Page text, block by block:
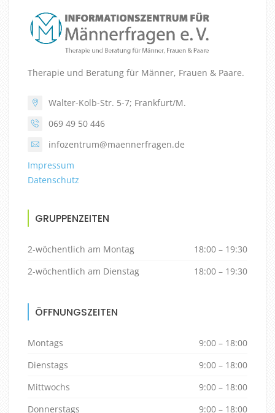
Therapie und Beratung für Männer, Frauen & Paare.
Walter-Kolb-Str. 5-7; Frankfurt/M.
069 49 50 446
infozentrum@maennerfragen.de
Impressum
Datenschutz
GRUPPENZEITEN
2-wöchentlich am Montag
18:00 – 19:30
2-wöchentlich am Dienstag
18:00 – 19:30
ÖFFNUNGSZEITEN
Montags
9:00 – 18:00
Dienstags
9:00 – 18:00
Mittwochs
9:00 – 18:00
Donnerstags
9:00 – 18:00